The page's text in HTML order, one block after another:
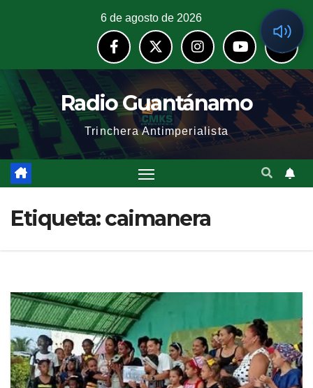
6 de agosto de 2026
Radio Guantánamo
Trinchera Antimperialista
Etiqueta:caimanera